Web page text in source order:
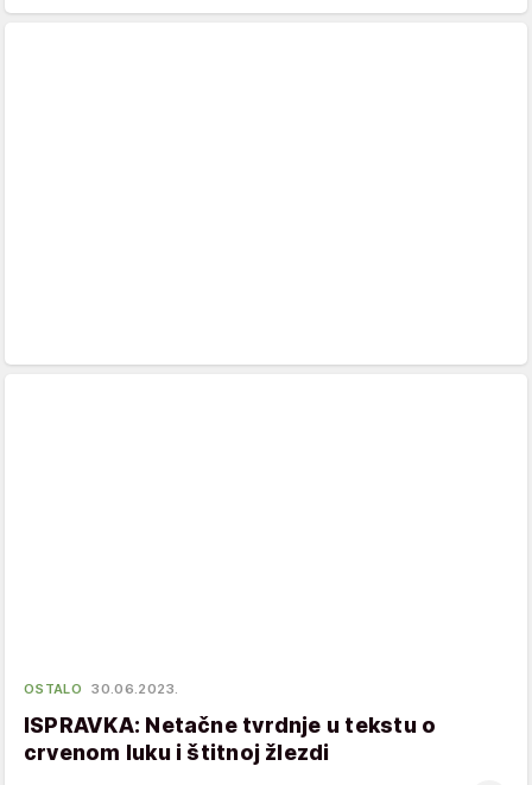
OSTALO 30.06.2023.
ISPRAVKA: Netačne tvrdnje u tekstu o
crvenom luku i štitnoj žlezdi